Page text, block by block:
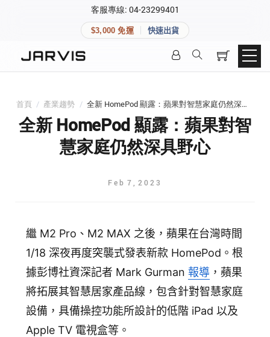
客服專線: 04-23299401
$3,000 免運 快速出貨
首頁 / 產業趨勢 / 全新 HomePod 顯露：蘋果對智慧家庭仍然深具野心
全新 HomePod 顯露：蘋果對智
慧家庭仍然深具野心
Feb 7 2023
繼 M2 Pro、M2 MAX 之後，蘋果在台灣時間
1/18 深夜再度突襲式發表新款 HomePod。根
據彭博社資深記者 Mark Gurman 報導 ，蘋果
將拓展其智慧居家產品線，包含針對智慧家庭
設備，具備操控功能所設計的低階 iPad 以及
Apple TV 電視盒等。
快速連結
Matter 智慧家庭
精品家電
登入後可查看訂單、會員資料與收藏清單。
密碼
登入會員
追蹤我的訂單
會員資料管理